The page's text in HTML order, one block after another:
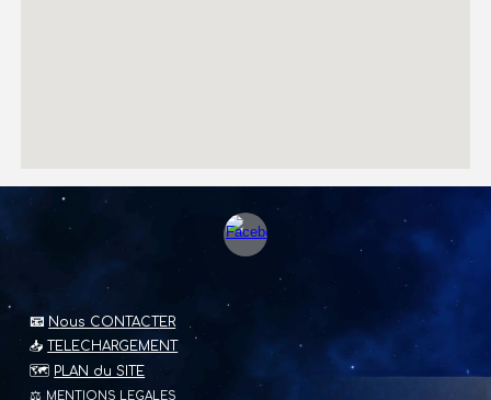
📧 Nous CONTACT ER
📥 TELECHARGEMENT
🗺️ PLAN du SITE
⚖️
MENTIONS LEGALES